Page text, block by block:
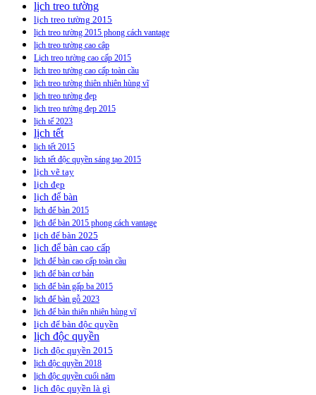
lịch treo tường
lịch treo tường 2015
lịch treo tường 2015 phong cách vantage
lịch treo tường cao câp
Lịch treo tường cao cấp 2015
lịch treo tường cao cấp toàn cầu
lịch treo tường thiên nhiên hùng vĩ
lịch treo tường đẹp
lịch treo tường đẹp 2015
lịch tế 2023
lịch tết
lịch tết 2015
lịch tết độc quyền sáng tạo 2015
lịch vẽ tay
lịch đẹp
lịch để bàn
lịch để bàn 2015
lịch để bàn 2015 phong cách vantage
lịch để bàn 2025
lịch để bàn cao cấp
lịch để bàn cao cấp toàn cầu
lịch để bàn cơ bản
lịch để bàn gấp ba 2015
lịch để bàn gỗ 2023
lịch để bàn thiên nhiên hùng vĩ
lịch để bàn độc quyền
lịch độc quyền
lịch độc quyền 2015
lịch độc quyền 2018
lịch độc quyền cuối năm
lịch độc quyền là gì